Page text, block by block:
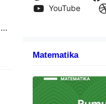
YouTube
Matematika